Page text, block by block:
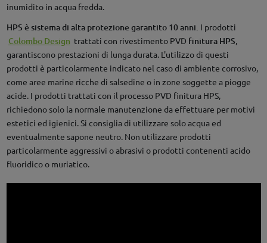
inumidito in acqua fredda.
HPS è sistema di alta protezione garantito 10 anni. I prodotti
Colombo Design trattati con rivestimento PVD finitura HPS,
garantiscono prestazioni di lunga durata. L'utilizzo di questi
prodotti è particolarmente indicato nel caso di ambiente corrosivo,
come aree marine ricche di salsedine o in zone soggette a piogge
acide. I prodotti trattati con il processo PVD finitura HPS,
richiedono solo la normale manutenzione da effettuare per motivi
estetici ed igienici. Si consiglia di utilizzare solo acqua ed
eventualmente sapone neutro. Non utilizzare prodotti
particolarmente aggressivi o abrasivi o prodotti contenenti acido
fluoridico o muriatico.